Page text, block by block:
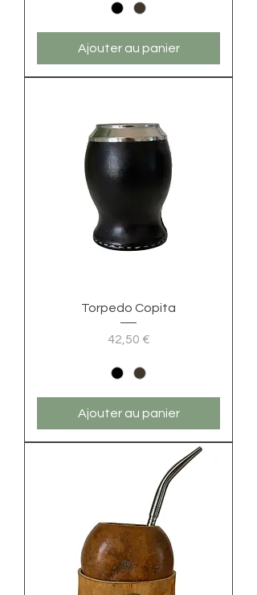
Ajouter au panier
Torpedo Copita
Prix
42,50 €
Ajouter au panier